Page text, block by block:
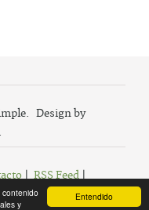
Entendido
contenido
y
Design by
.
| RSS Feed|